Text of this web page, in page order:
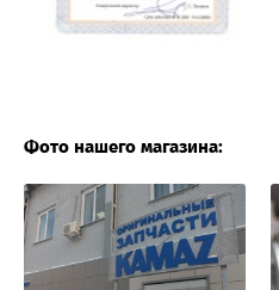
Фото нашего магазина: